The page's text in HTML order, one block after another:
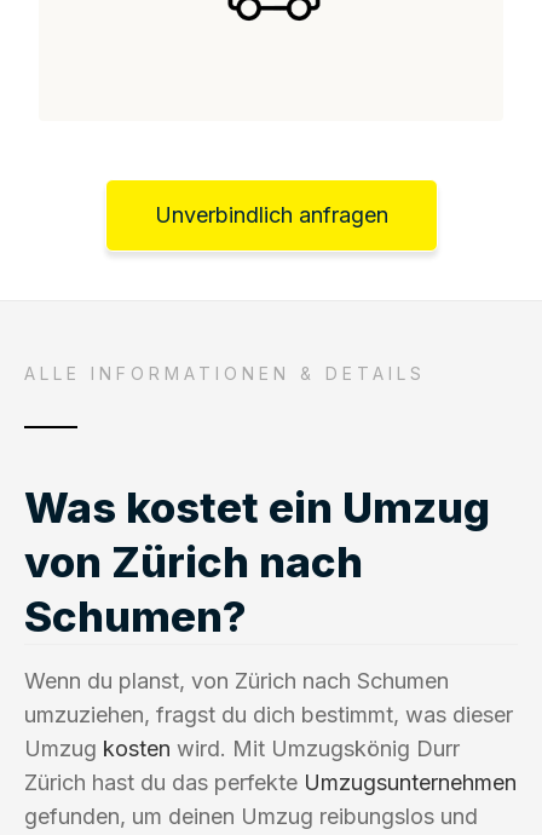
Unverbindlich anfragen
ALLE INFORMATIONEN & DETAILS
Was kostet ein Umzug
von Zürich nach
Schumen?
Wenn du planst, von Zürich nach Schumen
umzuziehen, fragst du dich bestimmt, was dieser
Umzug kosten wird. Mit Umzugskönig Durr
Zürich hast du das perfekte Umzugsunternehmen
gefunden, um deinen Umzug reibungslos und